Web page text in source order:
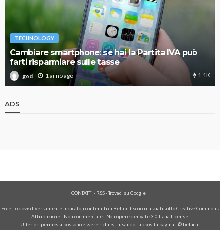
TECHNOLOGY
Cambiare smartphone: se hai la Partita IVA può
farti risparmiare sulle tasse
god 1 anno ago 1.1K
ADS
CONTATTI - RSS-Trovaci su Google+
Eccetto dove diversamente indicato, i contenuti di Befan.it sono rilasciati sotto Creative Commons
Attribuzione - Non commerciale - Non opere derivate 3.0 Italia License.
Ulteriori permessi possono essere richiesti usando l'apposita pagina - © befan.it